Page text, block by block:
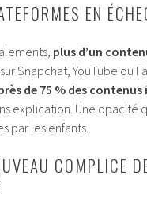
EN
plus d’un
sur Snapchat, YouTube ou
de 75 % des
explication. Une opacité
par les enfants.
COMPLICE